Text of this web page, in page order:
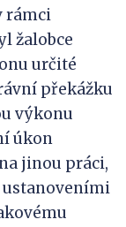
rámci
žalobce
určité
překážku
výkonu
úkon
jinou práci,
ustanoveními